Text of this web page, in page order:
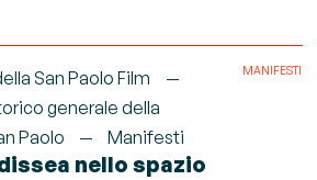
San Paolo Film
generale della
Paolo
Manifesti
nello spazio
MANIFESTI